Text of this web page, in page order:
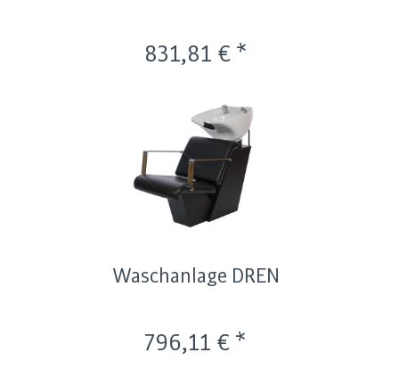
831,81 € *
Waschanlage DREN
796,11 € *